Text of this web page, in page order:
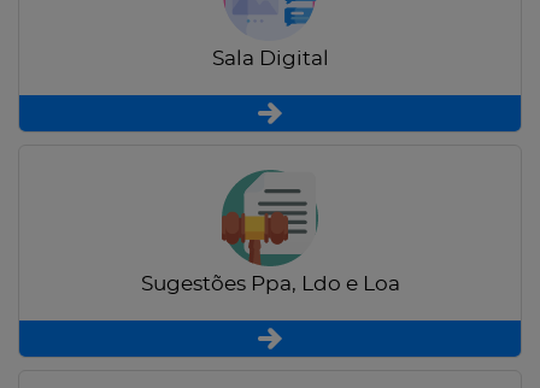
Sala Digital
Sugestões Ppa, Ldo e Loa